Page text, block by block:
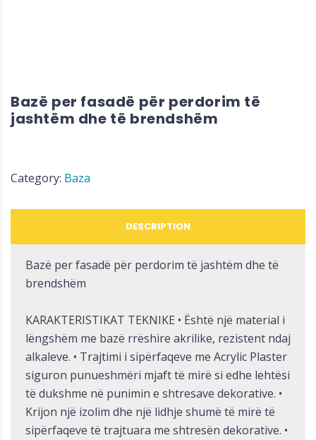
Bazë per fasadë për perdorim të
jashtëm dhe të brendshëm
Category: Baza
DESCRIPTION
Bazë per fasadë për perdorim të jashtëm dhe të
brendshëm
KARAKTERISTIKAT TEKNIKE • Është një material i
lëngshëm me bazë rrëshire akrilike, rezistent ndaj
alkaleve. • Trajtimi i sipërfaqeve me Acrylic Plaster
siguron punueshmëri mjaft të mirë si edhe lehtësi
të dukshme në punimin e shtresave dekorative. •
Krijon një izolim dhe një lidhje shumë të mirë të
sipërfaqeve të trajtuara me shtresën dekorative. •